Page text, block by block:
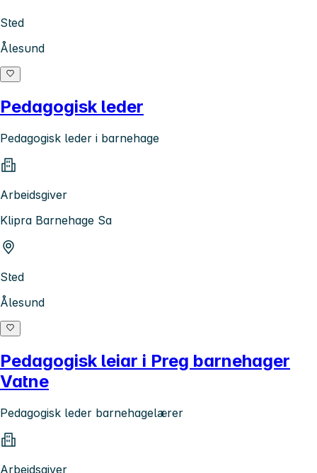
Sted
Ålesund
Pedagogisk leder
Pedagogisk leder i barnehage
Arbeidsgiver
Klipra Barnehage Sa
Sted
Ålesund
Pedagogisk leiar i Preg barnehager
Vatne
Pedagogisk leder barnehagelærer
Arbeidsgiver